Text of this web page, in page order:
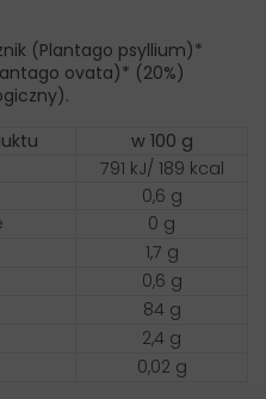
(Plantago psyllium)*
ovata)* (20%)
w 100 g
791 kJ/ 189 kcal
0,6 g
0 g
1,7 g
0,6 g
84 g
2,4 g
0,02 g